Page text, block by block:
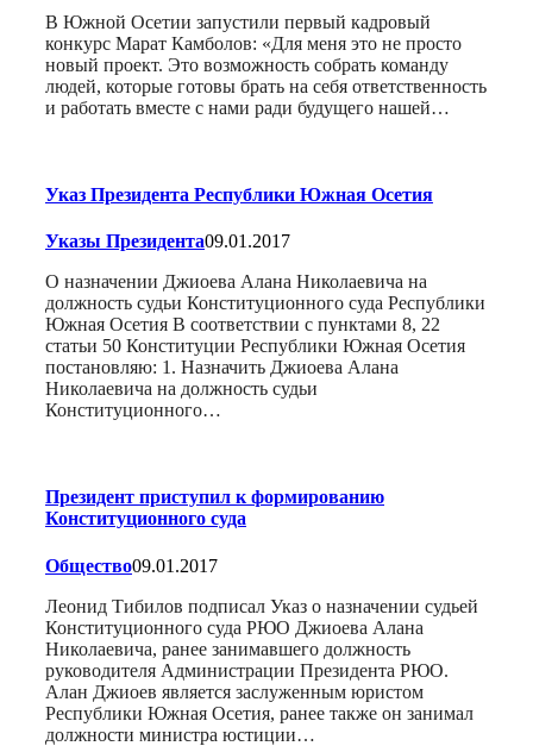
В Южной Осетии запустили первый кадровый
конкурс Марат Камболов: «Для меня это не просто
новый проект. Это возможность собрать команду
людей, которые готовы брать на себя ответственность
и работать вместе с нами ради будущего нашей…
Указ Президента Республики Южная Осетия
Указы Президента09.01.2017
О назначении Джиоева Алана Николаевича на
должность судьи Конституционного суда Республики
Южная Осетия В соответствии с пунктами 8, 22
статьи 50 Конституции Республики Южная Осетия
постановляю: 1. Назначить Джиоева Алана
Николаевича на должность судьи
Конституционного…
Президент приступил к формированию
Конституционного суда
Общество09.01.2017
Леонид Тибилов подписал Указ о назначении судьей
Конституционного суда РЮО Джиоева Алана
Николаевича, ранее занимавшего должность
руководителя Администрации Президента РЮО.
Алан Джиоев является заслуженным юристом
Республики Южная Осетия, ранее также он занимал
должности министра юстиции…